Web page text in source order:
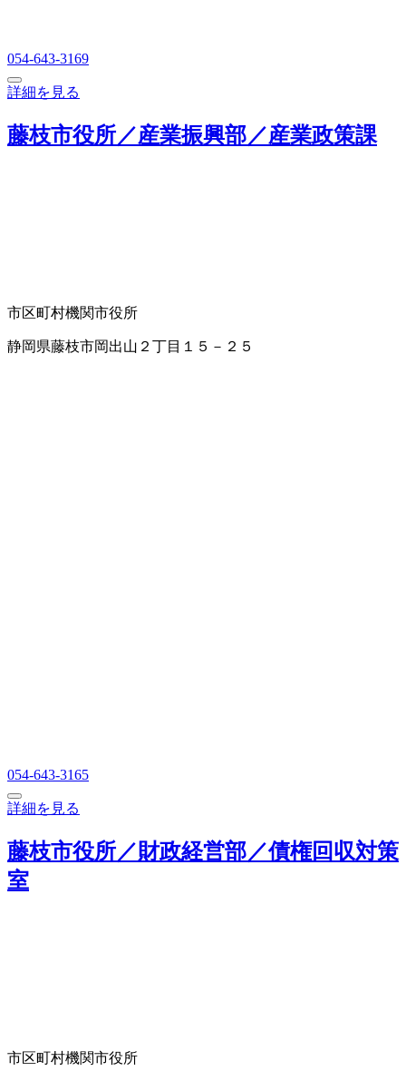
054-643-3169
詳細を見る
藤枝市役所／産業振興部／産業政策課
市区町村機関市役所
静岡県藤枝市岡出山２丁目１５－２５
054-643-3165
詳細を見る
藤枝市役所／財政経営部／債権回収対策
室
市区町村機関市役所